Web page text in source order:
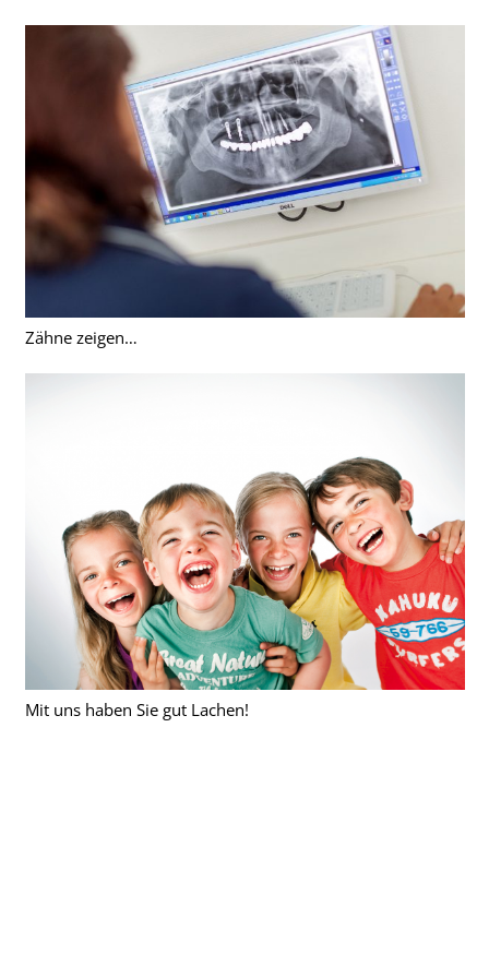
Zähne zeigen…
Mit uns haben Sie gut Lachen!